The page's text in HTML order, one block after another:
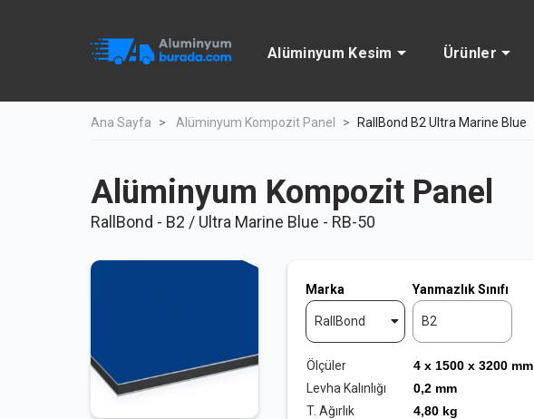
Alüminyum Kesim Ürünler
Ana Sayfa Alüminyum Kompozit Panel RallBond B2 Ultra Marine Blue
Alüminyum Kompozit Panel
RallBond - B2 / Ultra Marine Blue - RB-50
Marka
RallBond
Yanmazlık Sınıfı
B2
Ölçüler
Levha Kalınlığı
T. Ağırlık
4 x 1500 x 3200 mm
0,2 mm
4,80 kg